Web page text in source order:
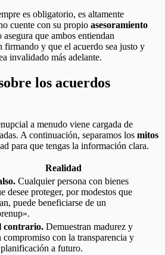
es obligatorio, es altamente
cuente con su propio asesoramiento
asegura que ambos entiendan
firmando y que el acuerdo sea justo y
invalidado más adelante.
los acuerdos
a menudo viene cargada de
A continuación, separamos los mitos
para que tengas la información clara.
Realidad
Cualquier persona con bienes
desee proteger, por modestos que
puede beneficiarse de un
contrario. Demuestran madurez y
compromiso con la transparencia y
a futuro.